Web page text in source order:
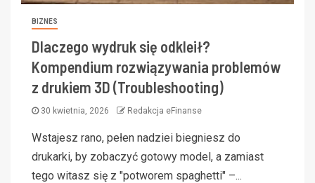
BIZNES
Dlaczego wydruk się odkleił?
Kompendium rozwiązywania problemów
z drukiem 3D (Troubleshooting)
30 kwietnia, 2026 Redakcja eFinanse
Wstajesz rano, pełen nadziei biegniesz do
drukarki, by zobaczyć gotowy model, a zamiast
tego witasz się z "potworem spaghetti" –...